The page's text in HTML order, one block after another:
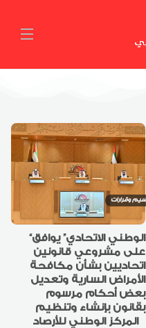
وقرارات
“الوطني الاتحادي” يوافق
على مشروعي قانونين
اتحاديين بشأن مكافحة
الأمراض السارية وتعديل
بعض أحكام مرسوم
بقانون بإنشاء وتنظيم
المركز الوطني للأرصاد